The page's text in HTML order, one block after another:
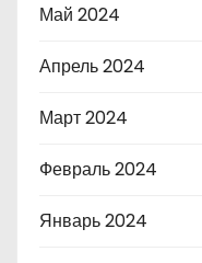
Май 2024
Апрель 2024
Март 2024
Февраль 2024
Январь 2024